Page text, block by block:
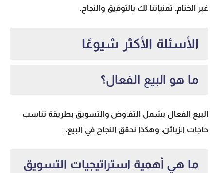
غير الختام. تمنياتنا لك بالتوفيق والنجاح.
الأسئلة الأكثر شيوعًا
ما هو البيع الفعال؟
البيع الفعال يشمل التفاوض والتسويق بطريقة تناسب
حاجات الزبائن. وهكذا نحقق النجاح في البيع.
ما هي أهمية استراتيجيات التسويق